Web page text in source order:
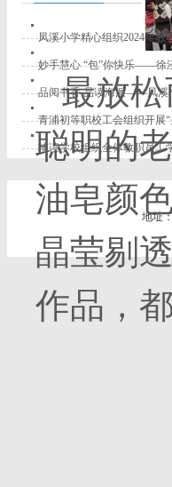
最放
聪明的
油皂颜
晶莹剔
作品，
凤溪小学精心组织2024年教
妙手慧心 “包”你快乐——徐
品阅书香 品读海派——凤溪
青浦初等职校工会组织开展
辅读学校组织全体教职员工
地址